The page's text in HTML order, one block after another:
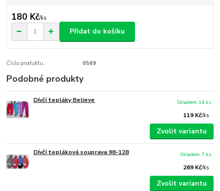
180 Kč/ks
Přidat do košíku
Číslo produktu: 0569
Podobné produkty
Dívčí tepláky Believe
119 Kč/ks
Skladem 14 ks
Zvolit variantu
Dívčí tepláková souprava 98-128
269 Kč/ks
Skladem 7 ks
Zvolit variantu